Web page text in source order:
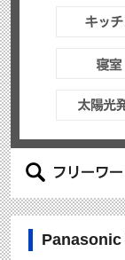
Panasonic